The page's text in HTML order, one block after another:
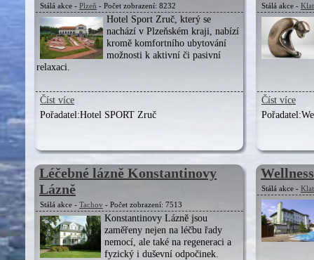
Stálá akce - Plzeň - Počet zobrazení: 8232
Hotel Sport Zruč, který se
nachází v Plzeňském kraji, nabízí
kromě komfortního ubytování
možnosti k aktivní či pasivní
relaxaci.
Číst více
Pořadatel:Hotel SPORT Zruč
Stálá akce -
Číst více
Pořadatel:
Léčebné lázně Konstantinovy
Lázně
Stálá akce - Tachov - Počet zobrazení: 7513
Konstantinovy Lázně jsou
zaměřeny nejen na léčbu řady
nemocí, ale také na regeneraci a
fyzický i duševní odpočinek.
Stálá akce -